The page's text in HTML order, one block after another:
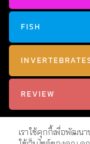
FISH
REVIEW
เราใช้คุกกี้เพื่อพัฒน